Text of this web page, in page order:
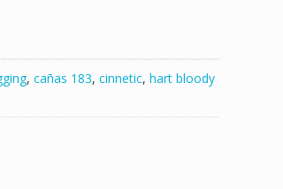
, cañas 183, cinnetic, hart bloody